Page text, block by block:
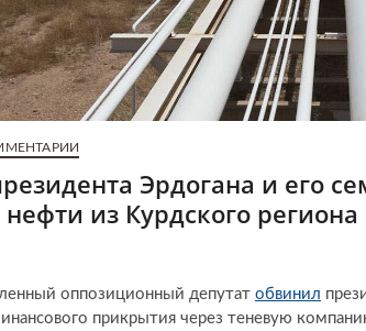
Эрдогана и его
нефти из Курдского
оппозиционный депутат обвинил
прикрытия через теневую